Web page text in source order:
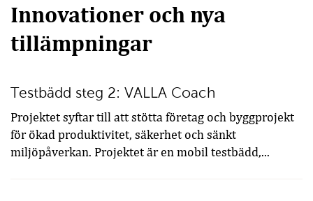
Innovationer och nya
tillämpningar
Testbädd steg 2: VALLA Coach
Projektet syftar till att stötta företag och byggprojekt
för ökad produktivitet, säkerhet och sänkt
miljöpåverkan. Projektet är en mobil testbädd,...